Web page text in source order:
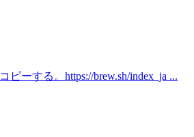
ーする。https://brew.sh/index_ja ...